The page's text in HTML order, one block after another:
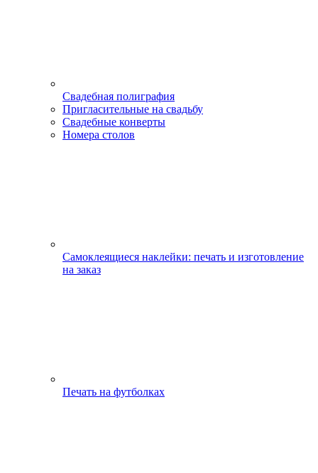
Свадебная полиграфия
Пригласительные на свадьбу
Свадебные конверты
Номера столов
Самоклеящиеся наклейки: печать и изготовление
на заказ
Печать на футболках